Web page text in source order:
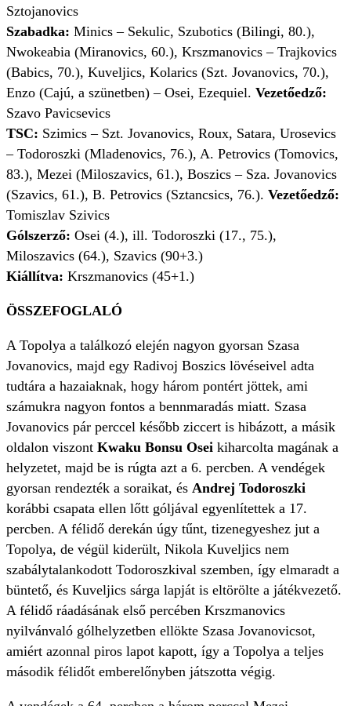
Sztojanovics
Szabadka: Minics – Sekulic, Szubotics (Bilingi, 80.),
Nwokeabia (Miranovics, 60.), Krszmanovics – Trajkovics
(Babics, 70.), Kuveljics, Kolarics (Szt. Jovanovics, 70.),
Enzo (Cajú, a szünetben) – Osei, Ezequiel. Vezetőedző:
Szavo Pavicsevics
TSC: Szimics – Szt. Jovanovics, Roux, Satara, Urosevics
– Todoroszki (Mladenovics, 76.), A. Petrovics (Tomovics,
83.), Mezei (Miloszavics, 61.), Boszics – Sza. Jovanovics
(Szavics, 61.), B. Petrovics (Sztancsics, 76.). Vezetőedző:
Tomiszlav Szivics
Gólszerző: Osei (4.), ill. Todoroszki (17., 75.),
Miloszavics (64.), Szavics (90+3.)
Kiállítva: Krszmanovics (45+1.)
ÖSSZEFOGLALÓ
A Topolya a találkozó elején nagyon gyorsan Szasa
Jovanovics, majd egy Radivoj Boszics lövéseivel adta
tudtára a hazaiaknak, hogy három pontért jöttek, ami
számukra nagyon fontos a bennmaradás miatt. Szasa
Jovanovics pár perccel később ziccert is hibázott, a másik
oldalon viszont Kwaku Bonsu Osei kiharcolta magának a
helyzetet, majd be is rúgta azt a 6. percben. A vendégek
gyorsan rendezték a soraikat, és Andrej Todoroszki
korábbi csapata ellen lőtt góljával egyenlítettek a 17.
percben. A félidő derekán úgy tűnt, tizenegyeshez jut a
Topolya, de végül kiderült, Nikola Kuveljics nem
szabálytalankodott Todoroszkival szemben, így elmaradt a
büntető, és Kuveljics sárga lapját is eltörölte a játékvezető.
A félidő ráadásának első percében Krszmanovics
nyilvánvaló gólhelyzetben ellökte Szasa Jovanovicsot,
amiért azonnal piros lapot kapott, így a Topolya a teljes
második félidőt emberelőnyben játszotta végig.